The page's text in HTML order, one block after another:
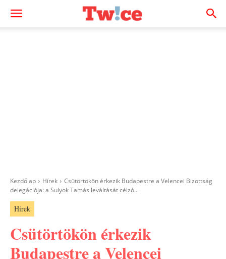
Kezdőlap Hírek
Csütörtökön érkezik Budapestre a Velencei Bizottság
delegációja: a Sulyok Tamás leváltását célzó...
Hírek
Csütörtökön érkezik
Budapestre a Velencei